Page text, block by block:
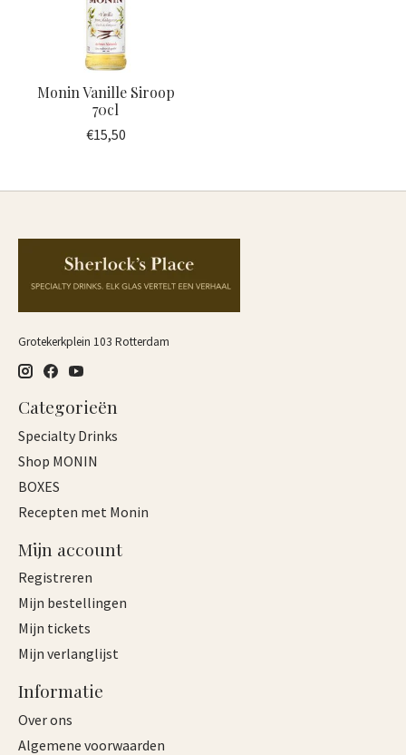
Monin Vanille Siroop
70cl
€15,50
Grotekerkplein 103 Rotterdam
Categorieën
Specialty Drinks
Shop MONIN
BOXES
Recepten met Monin
Mijn account
Registreren
Mijn bestellingen
Mijn tickets
Mijn verlanglijst
Informatie
Over ons
Algemene voorwaarden